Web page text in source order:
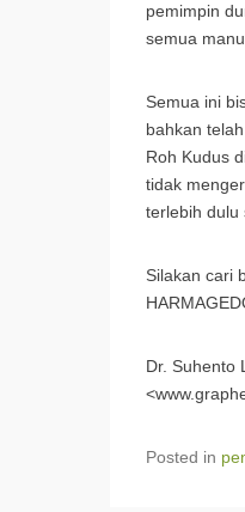
pemimpin
semua
Semua ini
bahkan
Roh Kudus
tidak
terlebih dulu
Silakan cari
Dr. Suhento
Posted in